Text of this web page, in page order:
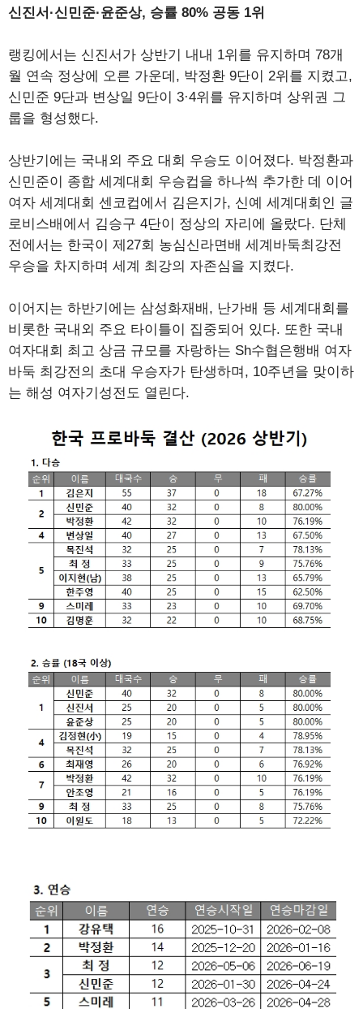
신진서·신민준·윤준상, 승률 80% 공동 1위
랭킹에서는 신진서가 상반기 내내 1위를 유지하며 78개
월 연속 정상에 오른 가운데, 박정환 9단이 2위를 지켰고,
신민준 9단과 변상일 9단이 3·4위를 유지하며 상위권 그
룹을 형성했다.
상반기에는 국내외 주요 대회 우승도 이어졌다. 박정환과
신민준이 종합 세계대회 우승컵을 하나씩 추가한 데 이어
여자 세계대회 센코컵에서 김은지가, 신예 세계대회인 글
로비스배에서 김승구 4단이 정상의 자리에 올랐다. 단체
전에서는 한국이 제27회 농심신라면배 세계바둑최강전
우승을 차지하며 세계 최강의 자존심을 지켰다.
이어지는 하반기에는 삼성화재배, 난가배 등 세계대회를
비롯한 국내외 주요 타이틀이 집중되어 있다. 또한 국내
여자대회 최고 상금 규모를 자랑하는 Sh수협은행배 여자
바둑 최강전의 초대 우승자가 탄생하며, 10주년을 맞이하
는 해성 여자기성전도 열린다.